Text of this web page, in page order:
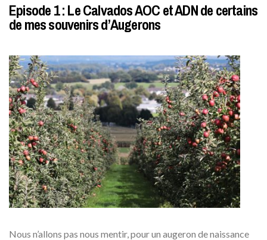
Episode 1 : Le Calvados AOC et ADN de certains
de mes souvenirs d’Augerons
Nous n’allons pas nous mentir, pour un augeron de naissance